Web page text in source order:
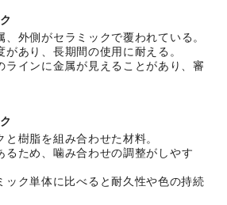
、外側がセラミックで覆われている。
があり、長期間の使用に耐える。
ラインに金属が見えることがあり、審
と樹脂を組み合わせた材料。
るため、噛み合わせの調整がしやす
ック単体に比べると耐久性や色の持続